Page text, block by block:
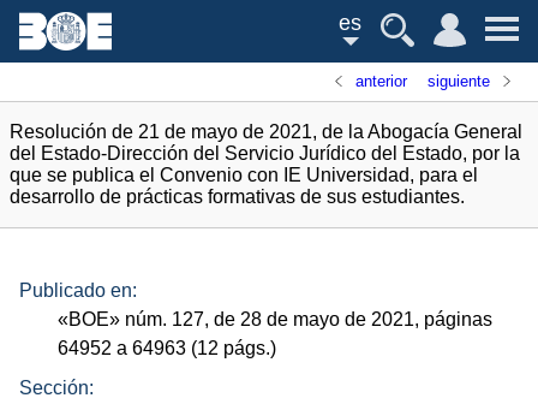
es
anterior siguiente
Resolución de 21 de mayo de 2021, de la Abogacía General
del Estado-Dirección del Servicio Jurídico del Estado, por la
que se publica el Convenio con IE Universidad, para el
desarrollo de prácticas formativas de sus estudiantes.
Publicado en:
«BOE» núm. 127, de 28 de mayo de 2021, páginas
64952 a 64963 (12 págs.)
Sección: